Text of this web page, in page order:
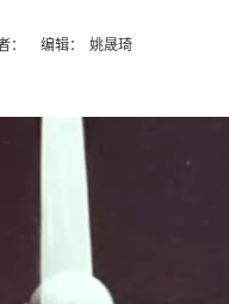
： 编辑： 姚晟琦